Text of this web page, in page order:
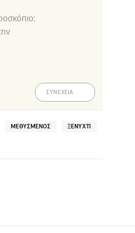
ΣΥΝΕΧΕΙΑ
ΜΕΘΥΣΜΈΝΟΣ ΞΕΝΎΧΤΙ